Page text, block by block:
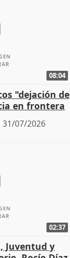
08:04
"dejación de
en frontera
31/07/2026
02:37
Juventud y